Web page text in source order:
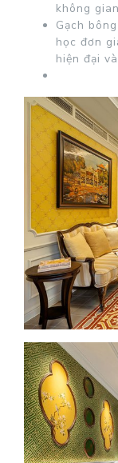
không
Gạch
học đơn
hiện đại